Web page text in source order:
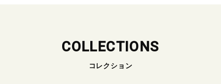
COLLECTIONS
コレクション